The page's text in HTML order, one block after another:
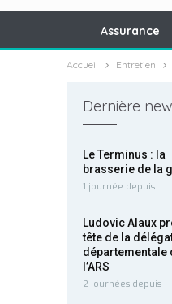
Assurance
Accueil Entretien
Dernière
Le Terminus : la
brasserie de la
1 journée depuis
Ludovic Alaux
tête de la
départementale
l’ARS
2 journées depuis